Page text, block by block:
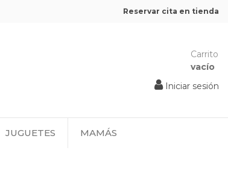
Reservar cita en tienda
Carrito
vacío
Iniciar sesión
JUGUETES MAMÁS